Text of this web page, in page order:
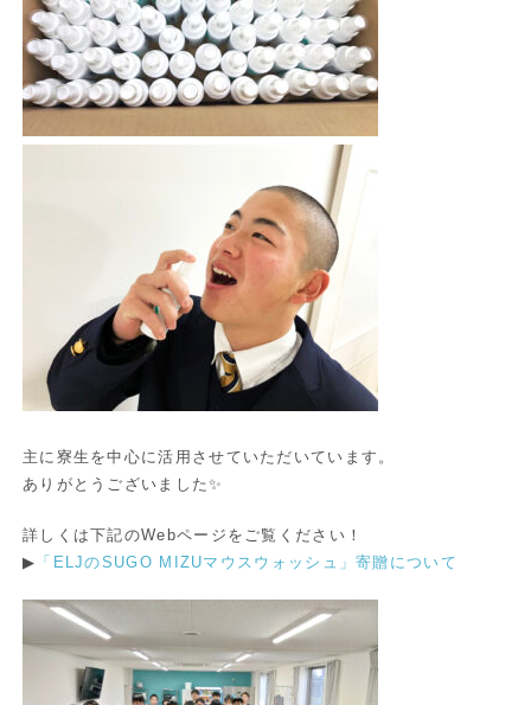
主に寮生を中心に活用させていただいています。
ありがとうございました✨
詳しくは下記のWebページをご覧ください！
▶ 「ELJのSUGO MIZUマウスウォッシュ」寄贈について